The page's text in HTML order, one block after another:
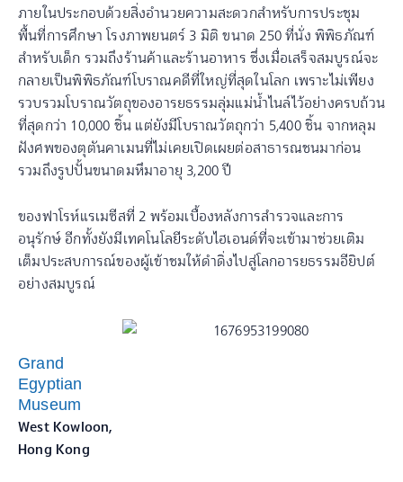
ภายในประกอบด้วยสิ่งอำนวยความสะดวกสำหรับการประชุม
พื้นที่การศึกษา โรงภาพยนตร์ 3 มิติ ขนาด 250 ที่นั่ง พิพิธภัณฑ์
สำหรับเด็ก รวมถึงร้านค้าและร้านอาหาร ซึ่งเมื่อเสร็จสมบูรณ์จะ
กลายเป็นพิพิธภัณฑ์โบราณคดีที่ใหญ่ที่สุดในโลก เพราะไม่เพียง
รวบรวมโบราณวัตถุของอารยธรรมลุ่มแม่น้ำไนล์ไว้อย่างครบถ้วน
ที่สุดกว่า 10,000 ชิ้น แต่ยังมีโบราณวัตถุกว่า 5,400 ชิ้น จากหลุม
ฝังศพของตุตันคาเมนที่ไม่เคยเปิดเผยต่อสาธารณชนมาก่อน
รวมถึงรูปปั้นขนาดมหึมาอายุ 3,200 ปี
ของฟาโรห์แรเมซีสที่ 2 พร้อมเบื้องหลังการสำรวจและการ
อนุรักษ์ อีกทั้งยังมีเทคโนโลยีระดับไฮเอนด์ที่จะเข้ามาช่วยเติม
เต็มประสบการณ์ของผู้เข้าชมให้ดำดิ่งไปสู่โลกอารยธรรมอียิปต์
อย่างสมบูรณ์
Grand
Egyptian
Museum
West Kowloon,
Hong Kong